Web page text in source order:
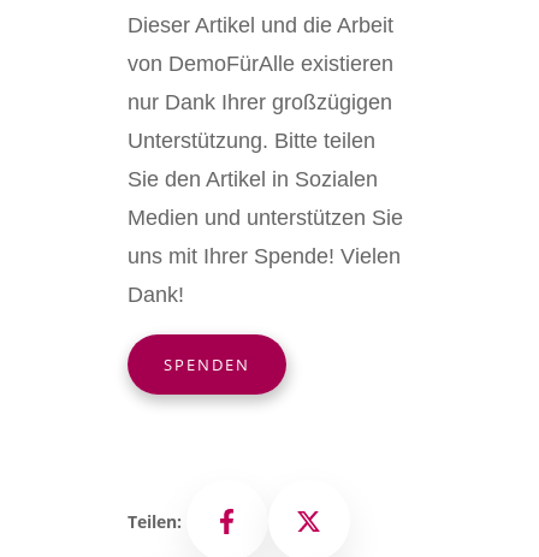
Dieser Artikel und die Arbeit
von DemoFürAlle existieren
nur Dank Ihrer großzügigen
Unterstützung. Bitte teilen
Sie den Artikel in Sozialen
Medien und unterstützen Sie
uns mit Ihrer Spende! Vielen
Dank!
SPENDEN
Teilen: Facebook X